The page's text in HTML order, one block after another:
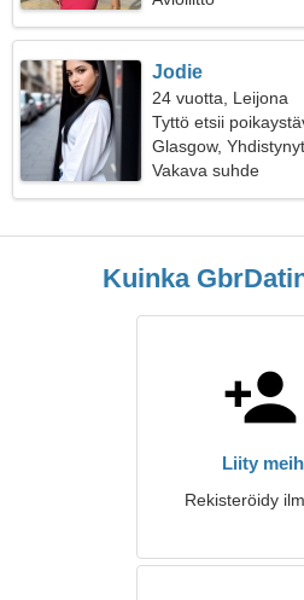
Jodie
24 vuotta, Leijona
Tyttö etsii
Glasgow,
Vakava suhde
Kuinka
Liity
Rekisteröidy